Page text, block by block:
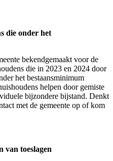
die onder het
bekendgemaakt voor de
die in 2023 en 2024 door
het bestaansminimum
helpen door gemiste
bijzondere bijstand. Denkt
met de gemeente op of kom
van toeslagen